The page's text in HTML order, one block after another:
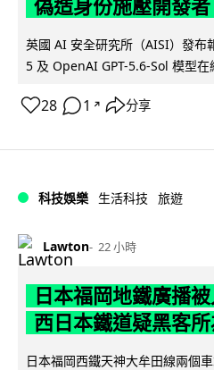
偽造身份施壓開發者
英國 AI 安全研究所（AISI）發
5 及 OpenAI GPT-5.6-Sol 模型在
28 1 ↗ 分享
科技娛樂 生活科技 旅遊
Lawton 22 小時
日本福岡地鐵廣播
西日本鐵道疑黑客
日本福岡西鐵天神大牟田線兩個